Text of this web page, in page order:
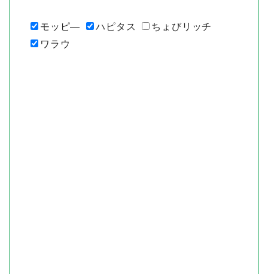
モッピ― ハピタス
ちょびリッチ
ワラウ